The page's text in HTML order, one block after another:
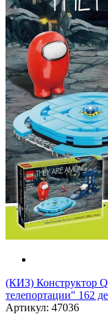
(КИЗ) Конструктор
телепортации" 162
Артикул: 47036